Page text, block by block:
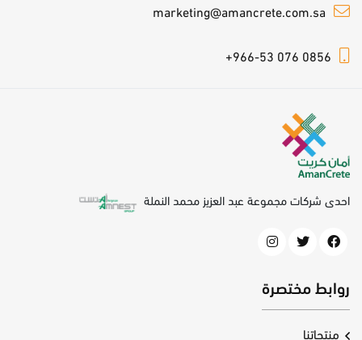
marketing@amancrete.com.sa
+966-53 076 0856
احدى شركات مجموعة عبد العزيز محمد النملة
روابط مختصرة
منتجاتنا